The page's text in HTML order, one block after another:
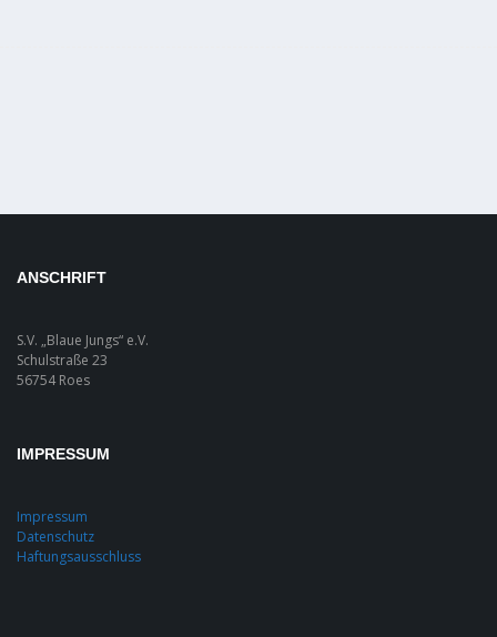
ANSCHRIFT
S.V. „Blaue Jungs“ e.V.
Schulstraße 23
56754 Roes
IMPRESSUM
Impressum
Datenschutz
Haftungsausschluss